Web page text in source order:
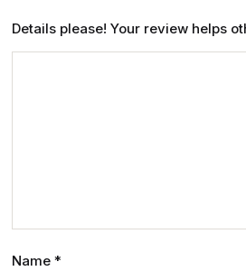
Details please! Your review helps
Name *